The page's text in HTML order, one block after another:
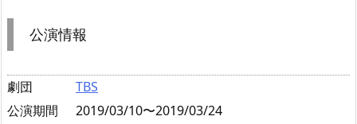
公演情報
劇団
TBS
公演期間
2019/03/10〜2019/03/24